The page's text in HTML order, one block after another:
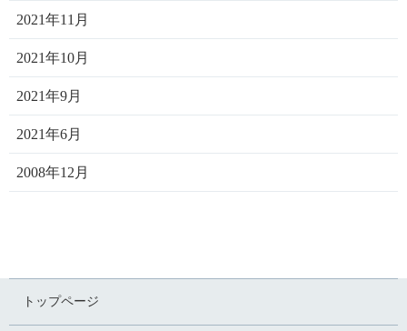
2021年11月
2021年10月
2021年9月
2021年6月
2008年12月
トップページ